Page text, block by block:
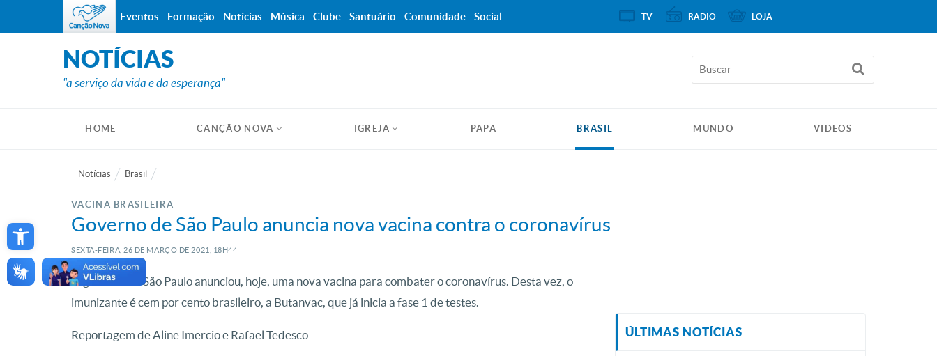
Open toolbar
NOTÍCIAS
"a serviço da vida e da esperança"
HOME CANÇÃO NOVA IGREJA PAPA BRASIL MUNDO VIDEOS
Notícias Brasil
VACINA BRASILEIRA
Governo de São Paulo anuncia nova vacina contra o coronavírus
SEXTA-FEIRA, 26 DE MARÇO DE 2021, 18H44
O governo de São Paulo anunciou, hoje, uma nova vacina para combater o coronavírus. Desta vez, o
imunizante é cem por cento brasileiro, a Butanvac, que já inicia a fase 1 de testes.
Reportagem de Aline Imercio e Rafael Tedesco ÚLTIMAS NOTÍCIAS
Eventos Formação Notícias Música Clube Santuário Comunidade Social TV RÁDIO LOJA